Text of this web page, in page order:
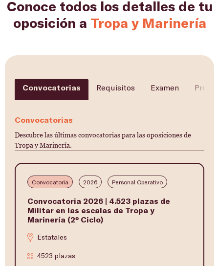
Conoce todos los detalles de tu
oposición a Tropa y Marinería
Convocatorias Requisitos Examen
Convocatorias
Descubre las últimas convocatorias para las oposiciones de
Tropa y Marinería.
Convocatoria 2026 Personal Operativo
Convocatoria 2026 | 4.523 plazas de
Militar en las escalas de Tropa y
Marinería (2º Ciclo)
Estatales
4523 plazas